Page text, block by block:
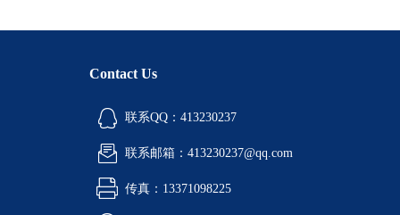
Contact Us
联系QQ：413230237
联系邮箱：413230237@qq.com
传真：13371098225